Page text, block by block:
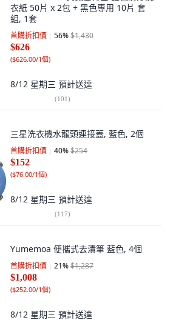
衣紙 50片 x 2包 + 黑色專用 10片 套
組, 1套
首購折扣價 56%$1,430
$626
($626.00/1個)
8/12 星期三 預計送達
(101)
三星洗衣機水龍頭連接蓋, 藍色, 2個
首購折扣價 40%$254
$152
($76.00/1個)
8/12 星期三 預計送達
(117)
Yumemoa 便攜式去漬筆 藍色, 4個
首購折扣價 21%$1,287
$1,008
($252.00/1個)
8/12 星期三 預計送達